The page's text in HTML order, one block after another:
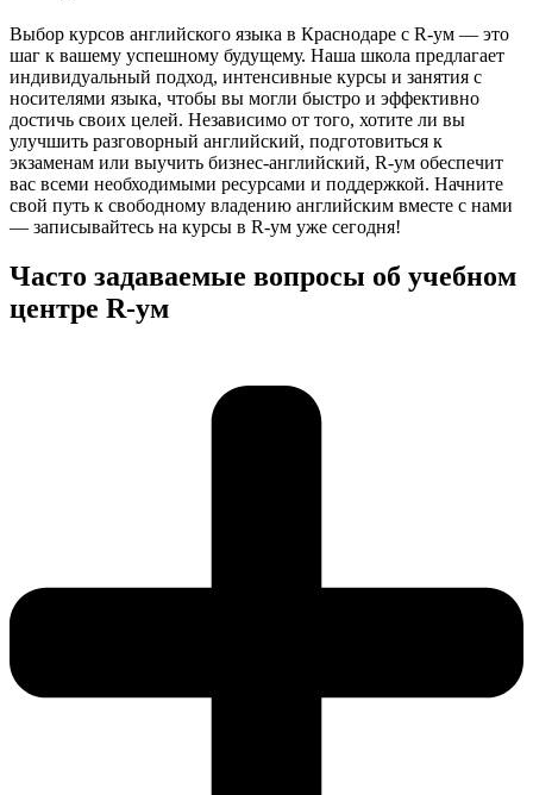
Выбор курсов английского языка в Краснодаре с R-ум — это
шаг к вашему успешному будущему. Наша школа предлагает
индивидуальный подход, интенсивные курсы и занятия с
носителями языка, чтобы вы могли быстро и эффективно
достичь своих целей. Независимо от того, хотите ли вы
улучшить разговорный английский, подготовиться к
экзаменам или выучить бизнес-английский, R-ум обеспечит
вас всеми необходимыми ресурсами и поддержкой. Начните
свой путь к свободному владению английским вместе с нами
— записывайтесь на курсы в R-ум уже сегодня!
Часто задаваемые вопросы об учебном
центре R-ум